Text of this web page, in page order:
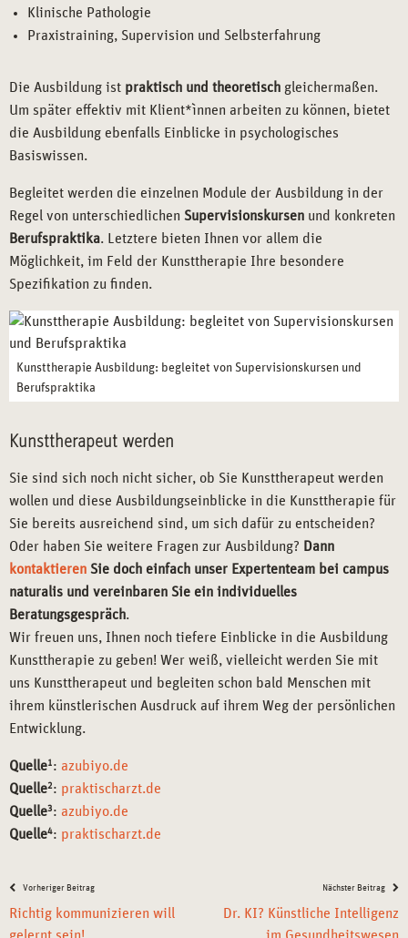
Klinische Pathologie
Praxistraining, Supervision und Selbsterfahrung
Die Ausbildung ist praktisch und theoretisch gleichermaßen.
Um später effektiv mit Klient*ìnnen arbeiten zu können, bietet
die Ausbildung ebenfalls Einblicke in psychologisches
Basiswissen.
Begleitet werden die einzelnen Module der Ausbildung in der
Regel von unterschiedlichen Supervisionskursen und konkreten
Berufspraktika. Letztere bieten Ihnen vor allem die
Möglichkeit, im Feld der Kunsttherapie Ihre besondere
Spezifikation zu finden.
Kunsttherapie Ausbildung: begleitet von Supervisionskursen und
Berufspraktika
Kunsttherapeut werden
Sie sind sich noch nicht sicher, ob Sie Kunsttherapeut werden
wollen und diese Ausbildungseinblicke in die Kunsttherapie für
Sie bereits ausreichend sind, um sich dafür zu entscheiden?
Oder haben Sie weitere Fragen zur Ausbildung? Dann
kontaktieren Sie doch einfach unser Expertenteam bei campus
naturalis und vereinbaren Sie ein individuelles
Beratungsgespräch.
Wir freuen uns, Ihnen noch tiefere Einblicke in die Ausbildung
Kunsttherapie zu geben! Wer weiß, vielleicht werden Sie mit
uns Kunsttherapeut und begleiten schon bald Menschen mit
ihrem künstlerischen Ausdruck auf ihrem Weg der persönlichen
Entwicklung.
Quelle1 : azubiyo.de
Quelle2 : praktischarzt.de
Quelle3 : azubiyo.de
Quelle4: praktischarzt.de
Vorheriger Beitrag
Richtig kommunizieren will
gelernt sein!
Nächster Beitrag
Dr. KI? Künstliche Intelligenz
im Gesundheitswesen